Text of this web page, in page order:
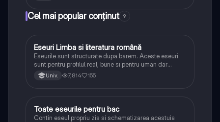
Cel mai popular conținut 9
Limba și literatura română
Eseuri Limba si literatura română
Eseurile sunt structurate dupa barem. Aceste eseuri
sunt pentru profilul real, bune si pentru uman dar
lipsesc relatiile dintre personaje si caracrerizarile.
Univ. 7,814 155
Limba și literatura română
Toate eseurile pentru bac
Contin eseul propriu zis si schematizarea acestuia